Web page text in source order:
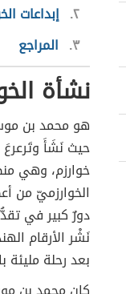
٢ إبداعات
٣ المراجع
نشأة
حيث نَشَأَ
خوارزم، وهي
الخوارزميّ من
دورٌ كبير في
بعد رحلة مليئة